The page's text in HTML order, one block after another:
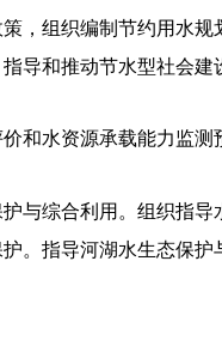
，组织编制节约用水
导和推动节水型社会建
和水资源承载能力监测
与综合利用。组织指
。指导河湖水生态保护